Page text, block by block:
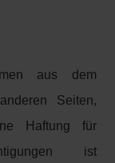
aus dem
Seiten,
Haftung für
ist